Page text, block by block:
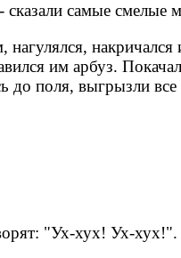
сказали самые
им арбуз.
до поля, выгрызли
"Ух-хух! Ух-хух!".